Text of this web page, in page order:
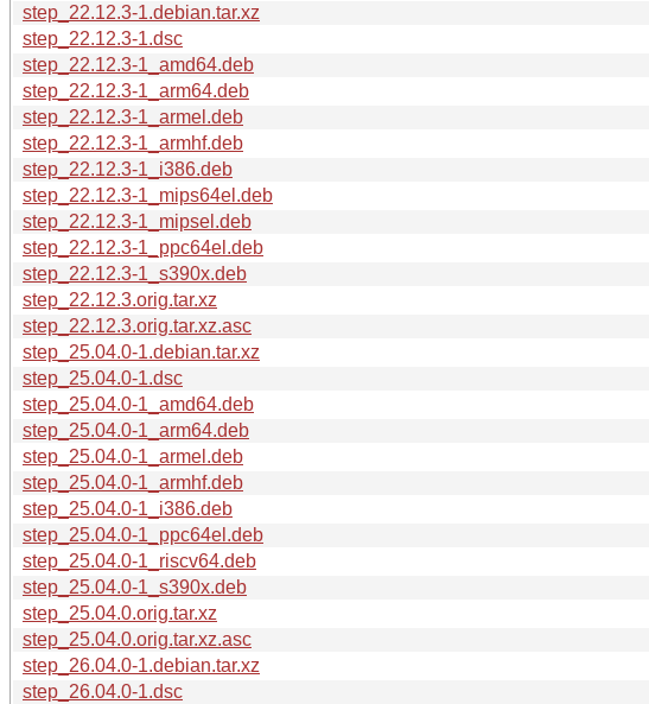
step_22.12.3-1.debian.tar.xz
step_22.12.3-1.dsc
step_22.12.3-1_amd64.deb
step_22.12.3-1_arm64.deb
step_22.12.3-1_armel.deb
step_22.12.3-1_armhf.deb
step_22.12.3-1_i386.deb
step_22.12.3-1_mips64el.deb
step_22.12.3-1_mipsel.deb
step_22.12.3-1_ppc64el.deb
step_22.12.3-1_s390x.deb
step_22.12.3.orig.tar.xz
step_22.12.3.orig.tar.xz.asc
step_25.04.0-1.debian.tar.xz
step_25.04.0-1.dsc
step_25.04.0-1_amd64.deb
step_25.04.0-1_arm64.deb
step_25.04.0-1_armel.deb
step_25.04.0-1_armhf.deb
step_25.04.0-1_i386.deb
step_25.04.0-1_ppc64el.deb
step_25.04.0-1_riscv64.deb
step_25.04.0-1_s390x.deb
step_25.04.0.orig.tar.xz
step_25.04.0.orig.tar.xz.asc
step_26.04.0-1.debian.tar.xz
step_26.04.0-1.dsc